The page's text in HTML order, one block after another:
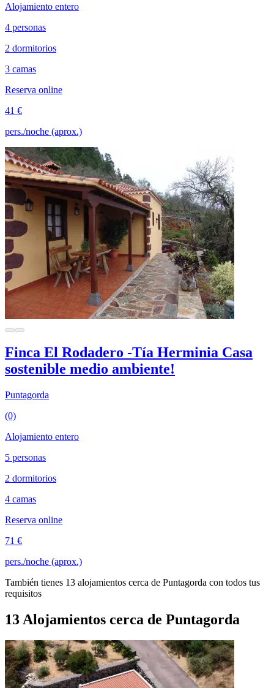
Alojamiento entero
4 personas
2 dormitorios
3 camas
Reserva online
41 €
pers./noche (aprox.)
Finca El Rodadero -Tía Herminia Casa
sostenible medio ambiente!
Puntagorda
(0)
Alojamiento entero
5 personas
2 dormitorios
4 camas
Reserva online
71 €
pers./noche (aprox.)
También tienes 13 alojamientos cerca de Puntagorda con todos tus
requisitos
13 Alojamientos cerca de Puntagorda